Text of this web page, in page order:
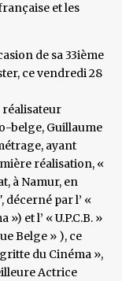
et les
de sa 33ième
ce vendredi 28
réalisateur
belge, Guillaume
ayant
réalisation, «
à Namur, en
décerné par l’ «
et l’ « U.P.C.B. »
Belge » ), ce
du Cinéma »,
Actrice